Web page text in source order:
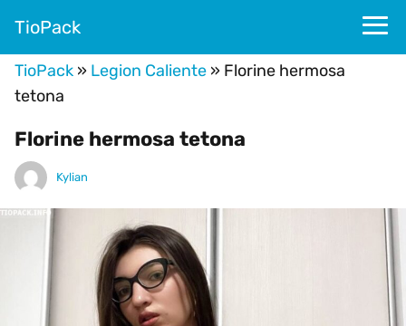
TioPack
TioPack » Legion Caliente » Florine hermosa
tetona
Florine hermosa tetona
Kylian